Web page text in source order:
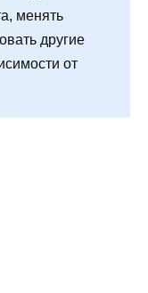
менять
другие
от